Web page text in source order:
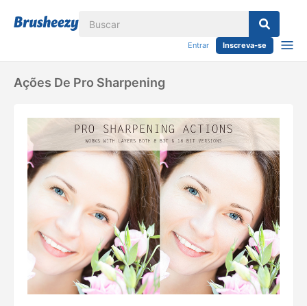
Entrar Inscreva-se
Ações De Pro Sharpening